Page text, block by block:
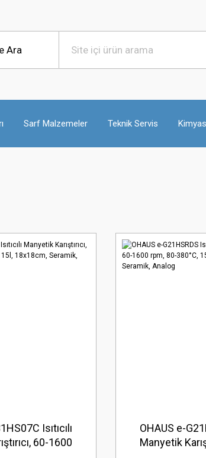
Sarf Malzemeler Teknik Servis
Isıtıcılı
60-1600
OHAUS e-
Manyetik